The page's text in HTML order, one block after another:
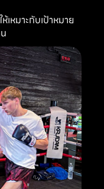
เหมาะกับเป้าหมาย